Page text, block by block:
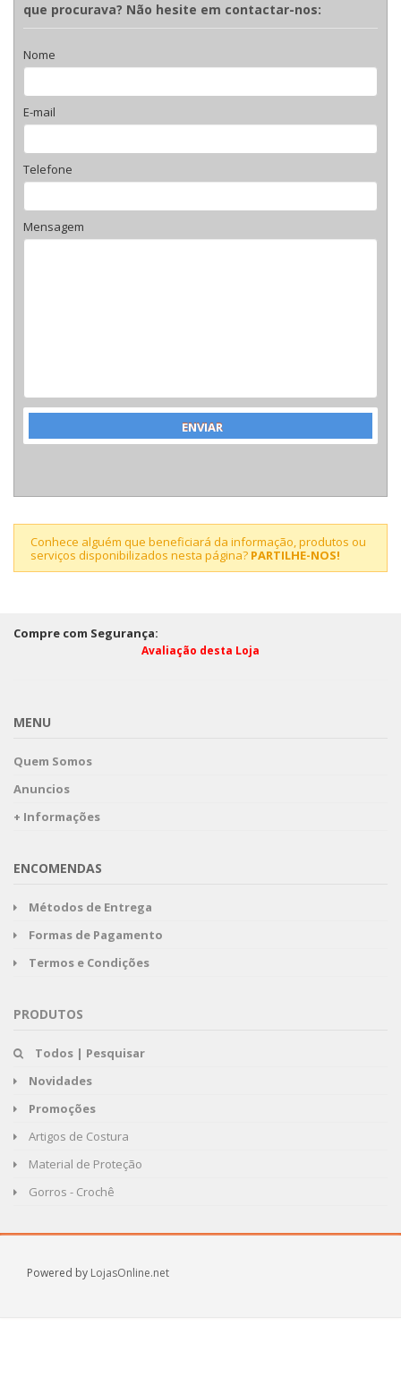
que procurava? Não hesite em contactar-nos:
Nome
E-mail
Telefone
Mensagem
Conhece alguém que beneficiará da informação, produtos ou
serviços disponibilizados nesta página? PARTILHE-NOS!
Compre com Segurança:
Avaliação desta Loja
MENU
Quem Somos
Anuncios
+ Informações
ENCOMENDAS
Métodos de Entrega
Formas de Pagamento
Termos e Condições
PRODUTOS
Todos | Pesquisar
Novidades
Promoções
Artigos de Costura
Material de Proteção
Gorros - Crochê
Powered by LojasOnline.net